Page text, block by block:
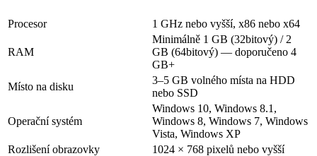
Procesor 1 GHz nebo vyšší, x86 nebo x64
RAM
Minimálně 1 GB (32bitový) / 2
GB (64bitový) — doporučeno 4
GB+
Místo na disku
3–5 GB volného místa na HDD
nebo SSD
Operační systém
Windows 10, Windows 8.1,
Windows 8, Windows 7, Windows
Vista, Windows XP
Rozlišení obrazovky
1024 × 768 pixelů nebo vyšší